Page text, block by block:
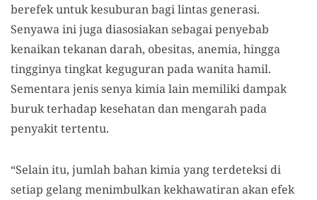
berefek untuk kesuburan bagi lintas generasi.
Senyawa ini juga diasosiakan sebagai penyebab
kenaikan tekanan darah, obesitas, anemia, hingga
tingginya tingkat keguguran pada wanita hamil.
Sementara jenis senya kimia lain memiliki dampak
buruk terhadap kesehatan dan mengarah pada
penyakit tertentu.
“Selain itu, jumlah bahan kimia yang terdeteksi di
setiap gelang menimbulkan kekhawatiran akan efek